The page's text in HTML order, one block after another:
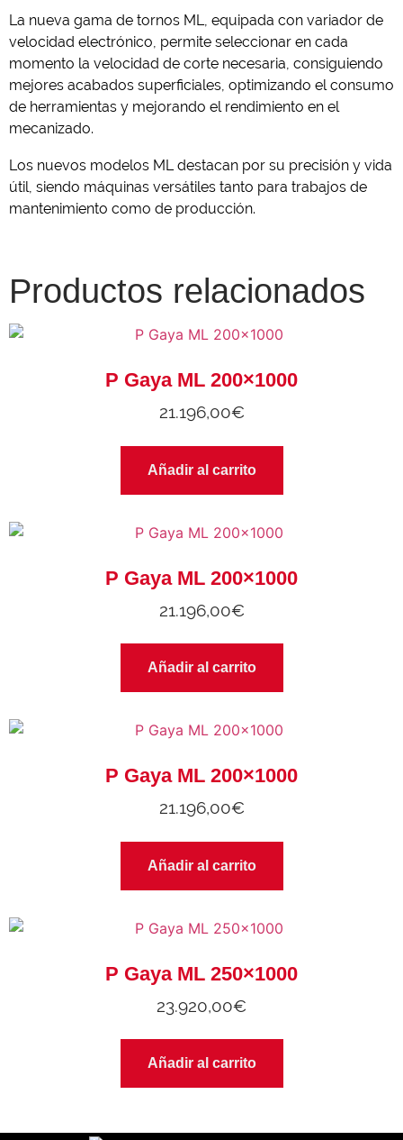
La nueva gama de tornos ML, equipada con variador de
velocidad electrónico, permite seleccionar en cada
momento la velocidad de corte necesaria, consiguiendo
mejores acabados superficiales, optimizando el consumo
de herramientas y mejorando el rendimiento en el
mecanizado.
Los nuevos modelos ML destacan por su precisión y vida
útil, siendo máquinas versátiles tanto para trabajos de
mantenimiento como de producción.
Productos relacionados
P Gaya ML 200×1000
21.196,00€
Añadir al carrito
P Gaya ML 200×1000
21.196,00€
Añadir al carrito
P Gaya ML 200×1000
21.196,00€
Añadir al carrito
P Gaya ML 250×1000
23.920,00€
Añadir al carrito